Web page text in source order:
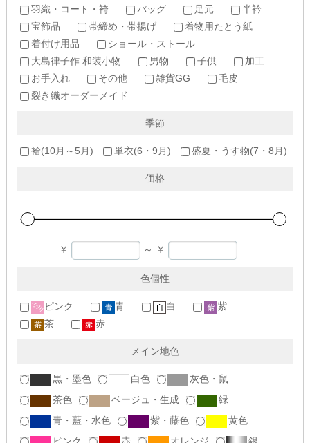
羽織・コート・袴
バッグ 足元
半衿
宝飾品
帯締め・帯揚げ
着物用たとう紙
着付け用品
ショール・ストール
大島律子作 和装小物
男物 子供
加工
お手入れ
その他 雑貨GG
毛皮
裂き織オーダーメイド
季節
袷(10月～5月) 単衣(6・9月) 盛夏・うす物(7・8月)
価格
￥ ～ ￥
色個性
ピンク 青 白
紫
茶
赤
メイン地色
黒・墨色 白色
灰色・鼠
茶色
ベージュ・生成
緑
青・藍・水色
紫・藤色
黄色